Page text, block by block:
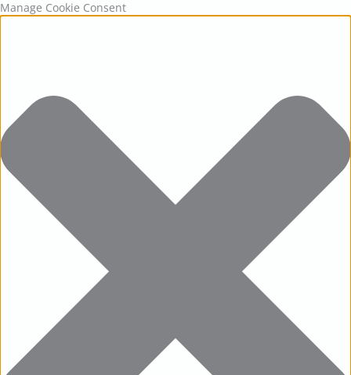
Manage Cookie Consent
Functional
Preferences
Statistics
Marketing